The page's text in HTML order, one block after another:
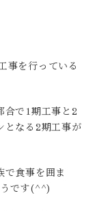
事を行っている
合で1期工事と2
となる2期工事が
で食事を囲ま
です(^^)